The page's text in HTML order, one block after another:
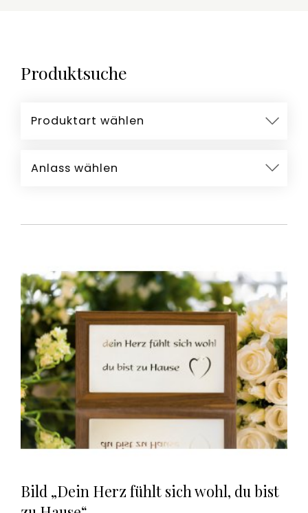
Produktsuche
Produktart wählen
Anlass wählen
Bild „Dein Herz fühlt sich wohl, du bist